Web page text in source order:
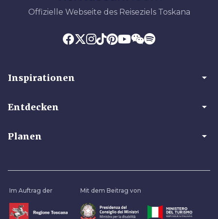
Offizielle Webseite des Reiseziels Toskana
Inspirationen arrow_drop_down
Entdecken arrow_drop_down
Planen arrow_drop_down
Im Auftrag der Mit dem Beitrag von